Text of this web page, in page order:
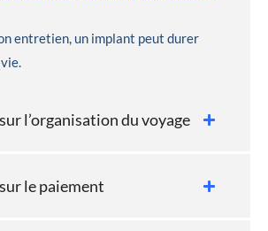
entretien, un implant peut durer
l’organisation du voyage
le paiement